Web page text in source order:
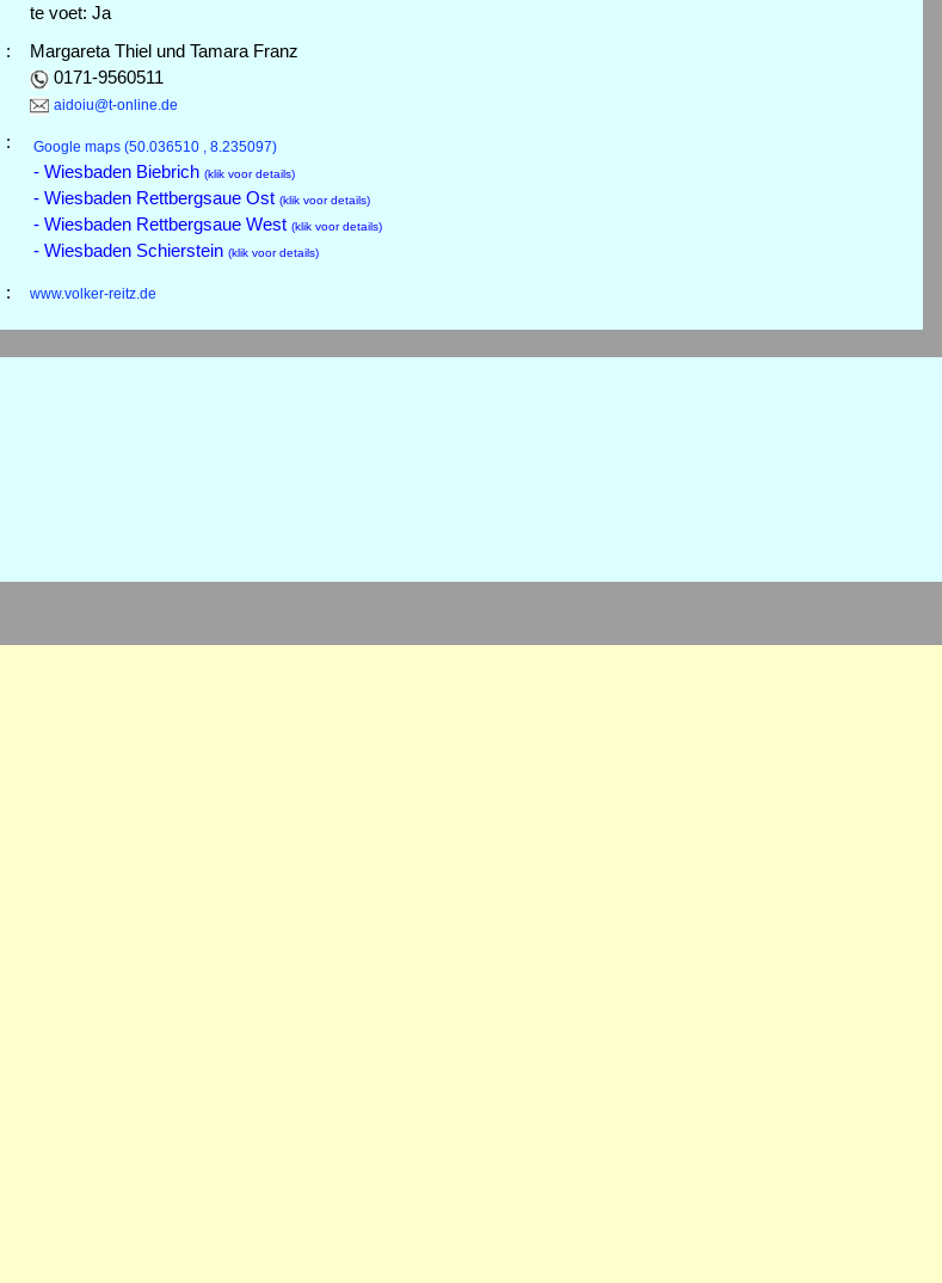
te voet: Ja
:
Margareta Thiel und Tamara Franz
0171-9560511
aidoiu@t-online.de
: Google maps (50.036510 , 8.235097)
- Wiesbaden Biebrich (klik voor details)
- Wiesbaden Rettbergsaue Ost (klik voor details)
- Wiesbaden Rettbergsaue West (klik voor details)
- Wiesbaden Schierstein (klik voor details)
: www.volker-reitz.de